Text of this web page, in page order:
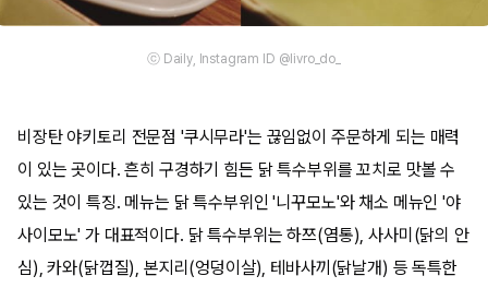
ⓒ Daily, Instagram ID @livro_do_
비장탄 야키토리 전문점 '쿠시무라'는 끊임없이 주문하게 되는 매력
이 있는 곳이다. 흔히 구경하기 힘든 닭 특수부위를 꼬치로 맛볼 수
있는 것이 특징. 메뉴는 닭 특수부위인 '니꾸모노'와 채소 메뉴인 '야
사이모노' 가 대표적이다. 닭 특수부위는 하쯔(염통), 사사미(닭의 안
심), 카와(닭껍질), 본지리(엉덩이살), 테바사끼(닭날개) 등 독특한